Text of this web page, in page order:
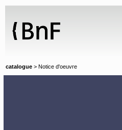
catalogue > Notice d'oeuvre